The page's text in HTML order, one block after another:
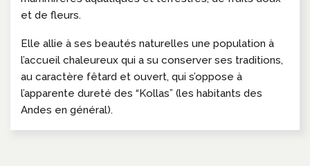
et de fleurs.
Elle allie à ses beautés naturelles une population à
l’accueil chaleureux qui a su conserver ses traditions,
au caractère fêtard et ouvert, qui s’oppose à
l’apparente dureté des “Kollas” (les habitants des
Andes en général).